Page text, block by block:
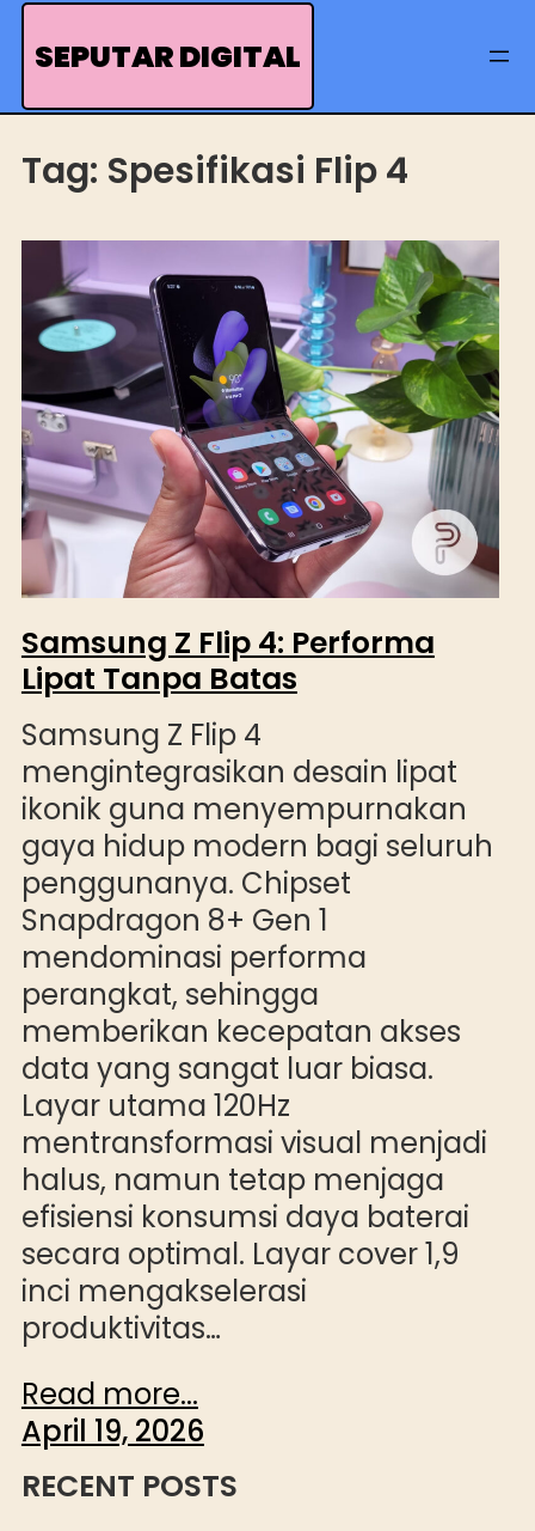
Skip
SEPUTAR DIGITAL
Tag: Spesifikasi Flip 4
Samsung Z Flip 4: Performa
Lipat Tanpa Batas
Samsung Z Flip 4
mengintegrasikan desain lipat
ikonik guna menyempurnakan
gaya hidup modern bagi seluruh
penggunanya. Chipset
Snapdragon 8+ Gen 1
mendominasi performa
perangkat, sehingga
memberikan kecepatan akses
data yang sangat luar biasa.
Layar utama 120Hz
mentransformasi visual menjadi
halus, namun tetap menjaga
efisiensi konsumsi daya baterai
secara optimal. Layar cover 1,9
inci mengakselerasi
produktivitas…
Read more...
April 19, 2026
RECENT POSTS